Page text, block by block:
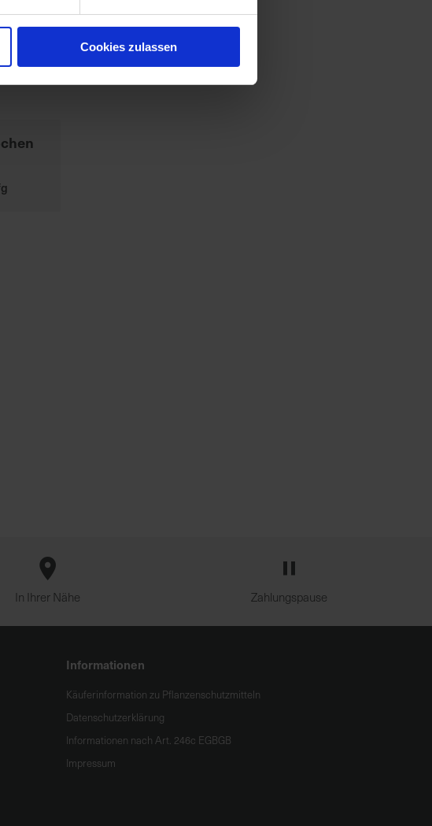
Cookies zulassen
In Ihrer Nähe Zahlungspause
Informationen
Käuferinformation zu Pflanzenschutzmitteln
Datenschutzerklärung
Informationen nach Art. 246c EGBGB
Impressum